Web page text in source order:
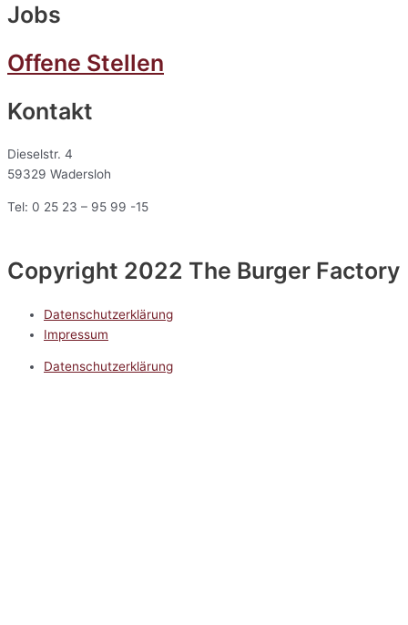
Jobs
Offene Stellen
Kontakt
Dieselstr. 4
59329 Wadersloh
Tel: 0 25 23 – 95 99 -15
Copyright 2022 The Burger Factory
Datenschutzerklärung
Impressum
Datenschutzerklärung